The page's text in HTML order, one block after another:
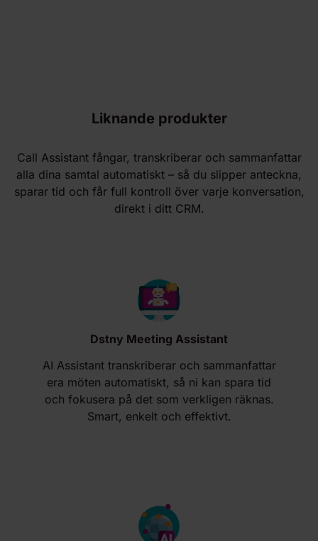
Liknande produkter
Call Assistant fångar, transkriberar och sammanfattar
alla dina samtal automatiskt – så du slipper anteckna,
sparar tid och får full kontroll över varje konversation,
direkt i ditt CRM.
Dstny Meeting Assistant
AI Assistant transkriberar och sammanfattar
era möten automatiskt, så ni kan spara tid
och fokusera på det som verkligen räknas.
Smart, enkelt och effektivt.